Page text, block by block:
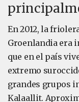
En 2012, la
Groenlandia era
que en el país
extremo
grandes grupos
Kalaallit.